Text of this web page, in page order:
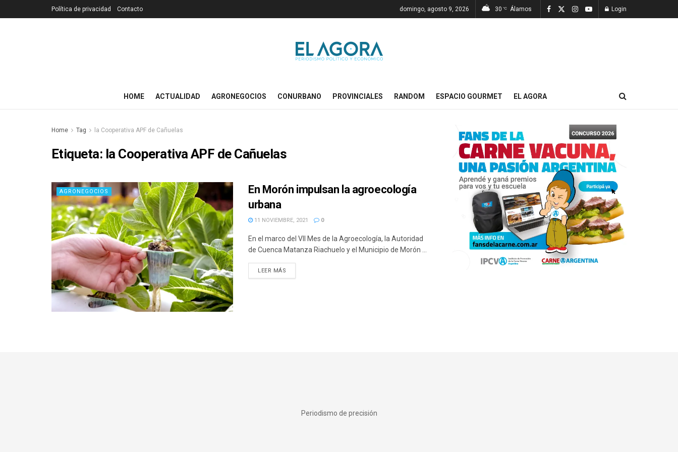
Política de privacidad Contacto domingo, agosto 9, 2026 30 °C Álamos Login
HOME ACTUALIDAD AGRONEGOCIOS CONURBANO PROVINCIALES RANDOM ESPACIO GOURMET EL AGORA
Home Tag la Cooperativa APF de Cañuelas
Etiqueta: la Cooperativa APF de Cañuelas
AGRONEGOCIOS
En Morón impulsan la agroecología
urbana
11 NOVIEMBRE, 2021 0
En el marco del VII Mes de la Agroecología, la Autoridad
de Cuenca Matanza Riachuelo y el Municipio de Morón ...
LEER MÁS
Periodismo de precisión